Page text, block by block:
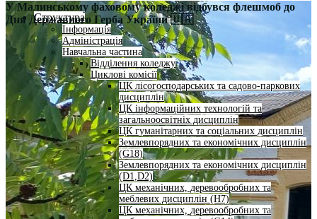
Структура
Інформація
Адміністрація
Навчальна частина
Відділення коледжу
Циклові комісії
ЦК лісогосподарських та садово-паркових
дисциплін
ЦК інформаційних технологій та
загальноосвітніх дисциплін
ЦК гуманітарних та соціальних дисциплін
Землевпорядних та економічних дисциплін
(G18)
Землевпорядних та економічних дисциплін
(D1,D2)
ЦК механічних, деревообробних та
меблевих дисциплін (H7)
ЦК механічних, деревообробних та
У Малинському фаховому коледжі відбувся флешмоб до
Дня Державного Герба України🇺🇦